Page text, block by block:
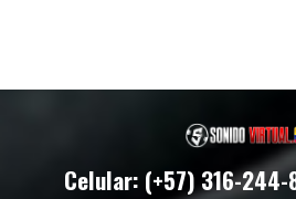
Celular: (+57) 316-